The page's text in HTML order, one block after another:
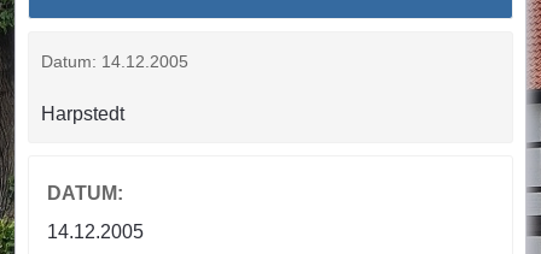
Datum: 14.12.2005
Harpstedt
DATUM:
14.12.2005